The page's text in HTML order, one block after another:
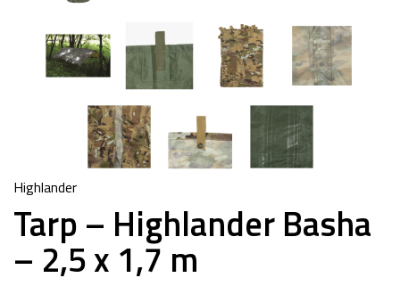
Highlander
Tarp – Highlander Basha
– 2,5 x 1,7 m